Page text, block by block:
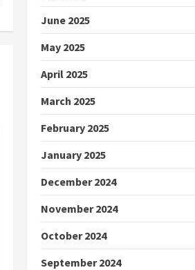
June 2025
May 2025
April 2025
March 2025
February 2025
January 2025
December 2024
November 2024
October 2024
September 2024